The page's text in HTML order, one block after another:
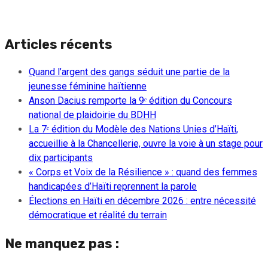
Articles récents
Quand l’argent des gangs séduit une partie de la
jeunesse féminine haïtienne
Anson Dacius remporte la 9ᵉ édition du Concours
national de plaidoirie du BDHH
La 7ᵉ édition du Modèle des Nations Unies d’Haïti,
accueillie à la Chancellerie, ouvre la voie à un stage pour
dix participants
« Corps et Voix de la Résilience » : quand des femmes
handicapées d’Haïti reprennent la parole
Élections en Haïti en décembre 2026 : entre nécessité
démocratique et réalité du terrain
Ne manquez pas :